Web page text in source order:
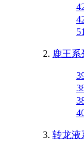
鹿王系
转龙液